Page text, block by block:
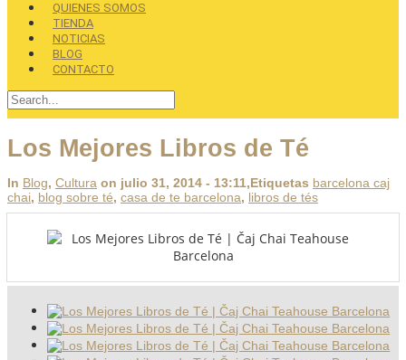
QUIENES SOMOS
TIENDA
NOTICIAS
BLOG
CONTACTO
Los Mejores Libros de Té
In Blog, Cultura on julio 31, 2014 - 13:11,Etiquetas barcelona caj
chai, blog sobre té, casa de te barcelona, libros de tés